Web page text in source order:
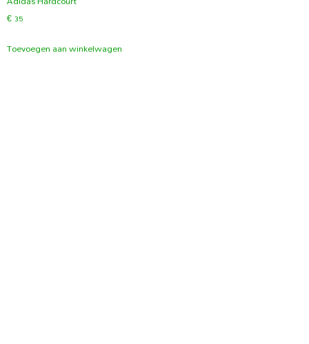
€35
Toevoegen aan winkelwagen